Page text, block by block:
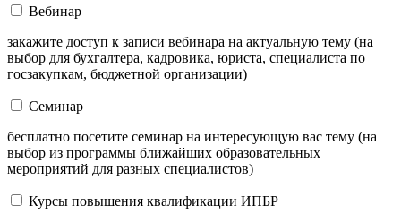
Вебинар
закажите доступ к записи вебинара на актуальную тему (на
выбор для бухгалтера, кадровика, юриста, специалиста по
госзакупкам, бюджетной организации)
Семинар
бесплатно посетите семинар на интересующую вас тему (на
выбор из программы ближайших образовательных
мероприятий для разных специалистов)
Курсы повышения квалификации ИПБР